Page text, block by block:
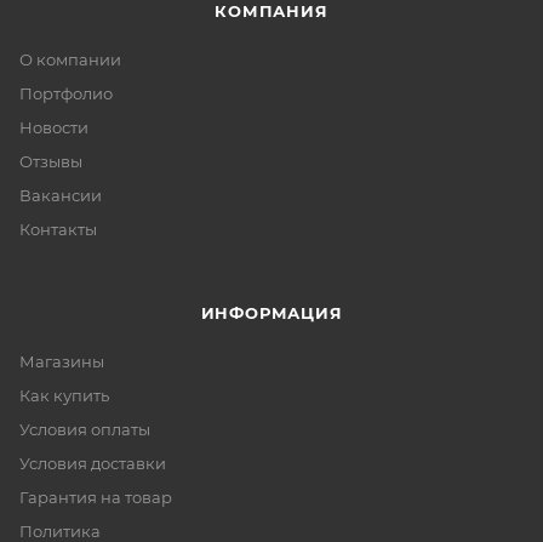
КОМПАНИЯ
О компании
Портфолио
Новости
Отзывы
Вакансии
Контакты
ИНФОРМАЦИЯ
Магазины
Как купить
Условия оплаты
Условия доставки
Гарантия на товар
Политика